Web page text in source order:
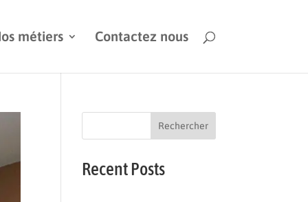
métiers Contactez nous
Rechercher
Recent Posts